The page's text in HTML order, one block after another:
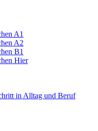
A1
A2
B1
Hier
in Alltag und Beruf